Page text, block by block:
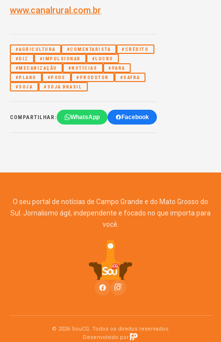
www.canalrural.com.br
#AGRICULTURA #COMENTARISTA
#CRÉDITO
#DIZ
#IMPULSIONAR
#LUCRO
#MECANIZAÇÃO
#NOTÍCIAS
#PARA
#PLANO
#PODE #PRODUTOR
#SAFRA
#SOJA
#SOJA BRASIL
COMPARTILHAR: WhatsApp Facebook
O seu portal de notícias de Campo Grande e do Mato Grosso do
Sul. Jornalismo ágil, independente e focado no que importa para
você.
© 2026 SouCG. Todos os direitos reservados.
Desenvolvido por